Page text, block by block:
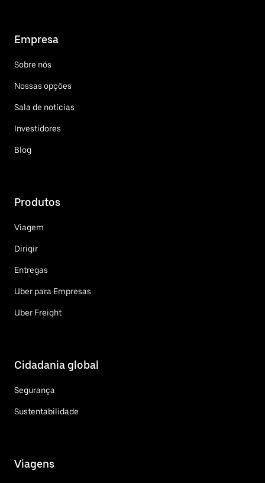
Empresa
Sobre nós
Nossas opções
Sala de notícias
Investidores
Blog
Produtos
Viagem
Dirigir
Entregas
Uber para Empresas
Uber Freight
Cidadania global
Segurança
Sustentabilidade
Viagens